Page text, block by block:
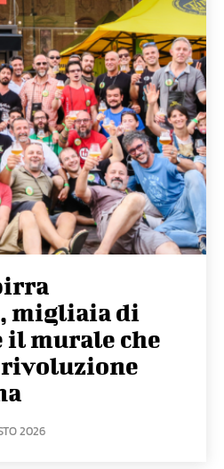
migliaia di
il murale che
rivoluzione
2026